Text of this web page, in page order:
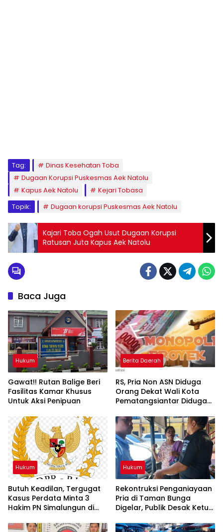
Tag:
Dinas Kesehatan Toba
Dugaan Korupsi Puskesmas Aek Natolu
Kapus Aek Natolu
Kejari Tobasa
Topik:
Dugaan korupsi Puskesmas Aek Natolu
Kajari Toba Ogah Usut Dugaan Korupsi
Ratusan Juta Kapus Aek Natolu
Baca Juga
Hukum
Gawat!! Rutan Balige Beri
Fasilitas Kamar Khusus
Untuk Aksi Penipuan
Berita Daerah
RS, Pria Non ASN Diduga
Orang Dekat Wali Kota
Pematangsiantar Diduga
Kontraktor
Hukum
Butuh Keadilan, Tergugat
Kasus Perdata Minta 3
Hakim PN Simalungun di
Hukum
Rekontruksi Penganiayaan
Pria di Taman Bunga
Digelar, Publik Desak Ketua
Pematangsiantar Diperiksa